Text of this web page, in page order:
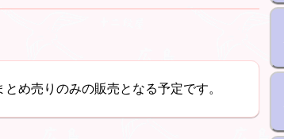
め売りのみの販売となる予定です。